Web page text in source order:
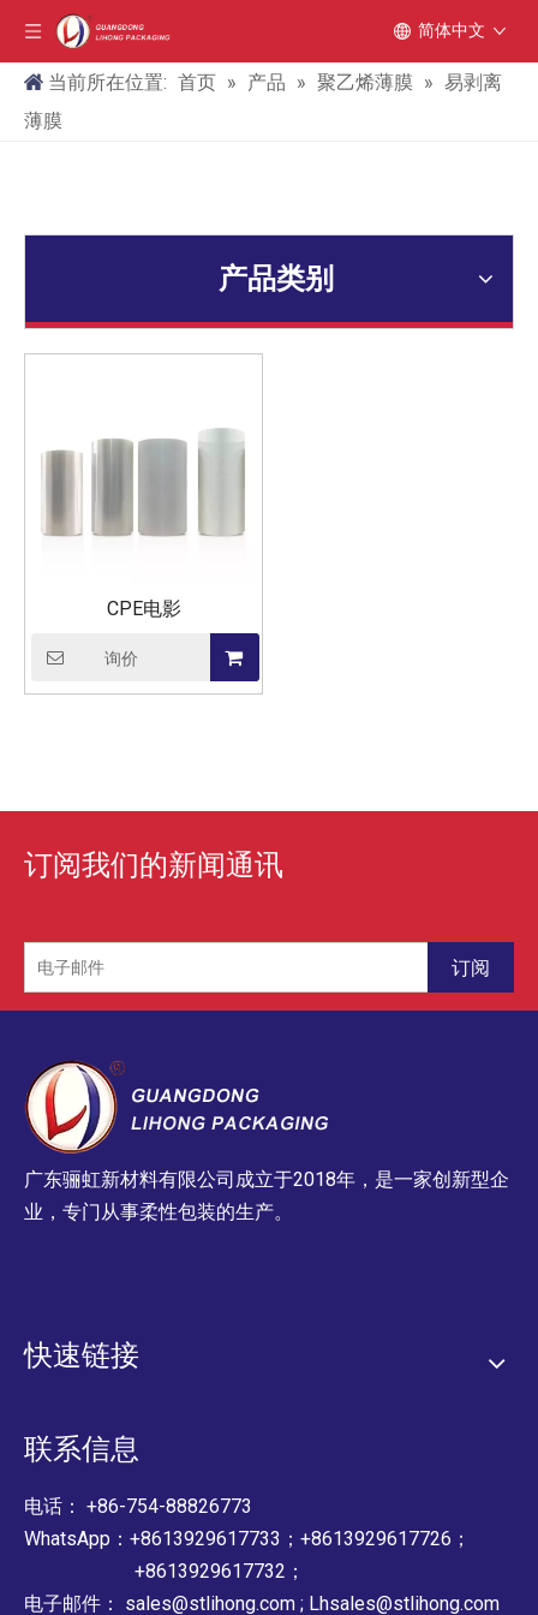
简体中文
当前所在位置: 首页 » 产品 » 聚乙烯薄膜 » 易剥离
薄膜
产品类别
CPE电影
询价
订阅我们的新闻通讯
订阅
广东骊虹新材料有限公司成立于2018年，是一家创新型企
业，专门从事柔性包装的生产。
快速链接
联系信息
电话： +86-754-88826773
WhatsApp：+8613929617733；+8613929617726；
+8613929617732；
电子邮件： sales@stlihong.com ; Lhsales@stlihong.com